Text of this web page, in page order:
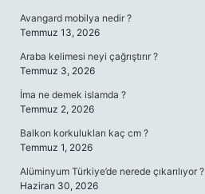
Avangard mobilya nedir ?
Temmuz 13, 2026
Araba kelimesi neyi çağrıştırır ?
Temmuz 3, 2026
İma ne demek islamda ?
Temmuz 2, 2026
Balkon korkulukları kaç cm ?
Temmuz 1, 2026
Alüminyum Türkiye’de nerede çıkarılıyor ?
Haziran 30, 2026